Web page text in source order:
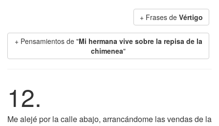
+ Frases de Vértigo
+ Pensamientos de "Mi hermana vive sobre la repisa de la
chimenea"
12.
Me alejé por la calle abajo, arrancándome las vendas de la